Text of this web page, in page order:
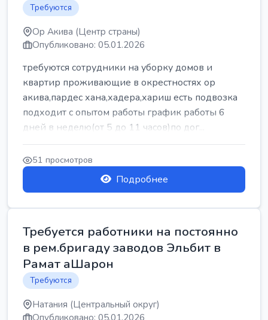
Требуются
Ор Акива (Центр страны)
Опубликовано: 05.01.2026
требуются сотрудники на уборку домов и
квартир проживающие в окрестностях ор
акива,пардес хана,хадера,хариш есть подвозка
подходит с опытом работы график работы 6
дней в неделю(от 5 до 11 часов)по дог...
51 просмотров
Подробнее
Требуется работники на постоянно
в рем.бригаду заводов Эльбит в
Рамат аШарон
Требуются
Натания (Центральный округ)
Опубликовано: 05.01.2026